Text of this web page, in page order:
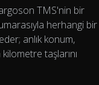
TMS'nin bir
herhangi bir
anlık konum,
taşlarını